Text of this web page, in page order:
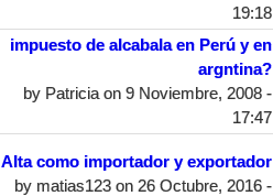
19:18
impuesto de alcabala en Perú y en
argntina?
by Patriciaon 9 Noviembre, 2008 -
17:47
Alta como importador y exportador
by matias123on 26 Octubre, 2016 -